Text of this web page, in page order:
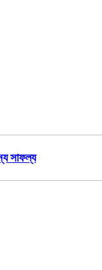
সাফল্য